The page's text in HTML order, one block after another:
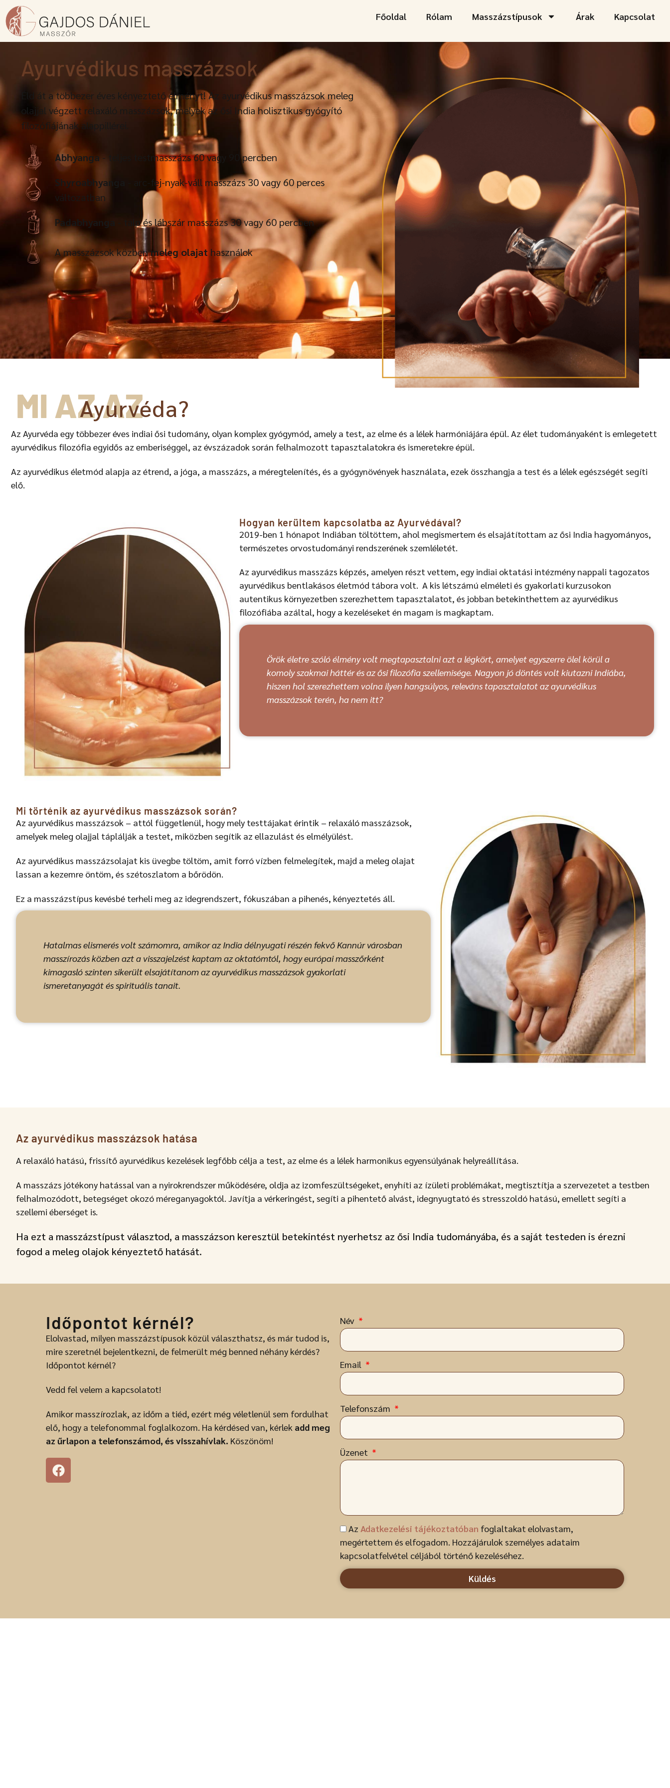
Főoldal Rólam Masszázstípusok Árak Kapcsolat
Ayurvédikus masszázsok
Éld át a többezer éves kényeztető élményt! Az ayurvédikus masszázsok meleg
olajjal végzett relaxáló masszázsok, melyek az ősi India holisztikus gyógyító
filozófiájának alappillérei.
Abhyanga- teljes testmasszázs 60 vagy 90 percben
Shyroabhyanga
- arc-fej-nyak-váll masszázs 30 vagy 60 perces
változatban
Padabhyanga
- talp és lábszár masszázs 30 vagy 60 percben
A masszázsok közbenmeleg olajat használok
MI AZ AZ
Ayurvéda?
Az Ayurvéda egy többezer éves indiai ősi tudomány, olyan komplex gyógymód, amely a test, az elme és a lélek harmóniájára épül. Az élet tudományaként is emlegetett
ayurvédikus filozófia egyidős az emberiséggel, az évszázadok során felhalmozott tapasztalatokra és ismeretekre épül.
Az ayurvédikus életmód alapja az étrend, a jóga, a masszázs, a méregtelenítés, és a gyógynövények használata, ezek összhangja a test és a lélek egészségét segíti
elő.
Hogyan kerültem kapcsolatba az Ayurvédával?
2019-ben 1 hónapot Indiában töltöttem, ahol megismertem és elsajátítottam az ősi India hagyományos,
természetes orvostudományi rendszerének szemléletét.
Az ayurvédikus masszázs képzés, amelyen részt vettem, egy indiai oktatási intézmény nappali tagozatos
ayurvédikus bentlakásos életmód tábora volt. A kis létszámú elméleti és gyakorlati kurzusokon
autentikus környezetben szerezhettem tapasztalatot, és jobban betekinthettem az ayurvédikus
filozófiába azáltal, hogy a kezeléseket én magam is magkaptam.
Örök életre szóló élmény volt megtapasztalni azt a légkört, amelyet egyszerre ölel körül a
komoly szakmai háttér és az ősi filozófia szellemisége. Nagyon jó döntés volt kiutazni Indiába,
hiszen hol szerezhettem volna ilyen hangsúlyos, releváns tapasztalatot az ayurvédikus
masszázsok terén, ha nem itt?
Mi történik az ayurvédikus masszázsok során?
Az ayurvédikus masszázsok – attól függetlenül, hogy mely testtájakat érintik – relaxáló masszázsok,
amelyek meleg olajjal táplálják a testet, miközben segítik az ellazulást és elmélyülést.
Az ayurvédikus masszázsolajat kis üvegbe töltöm, amit forró vízben felmelegítek, majd a meleg olajat
lassan a kezemre öntöm, és szétoszlatom a bőrödön.
Ez a masszázstípus kevésbé terheli meg az idegrendszert, fókuszában a pihenés, kényeztetés áll.
Hatalmas elismerés volt számomra, amikor az India délnyugati részén fekvő Kannúr városban
masszírozás közben azt a visszajelzést kaptam az oktatómtól, hogy európai masszőrként
kimagasló szinten sikerült elsajátítanom az ayurvédikus masszázsok gyakorlati
ismeretanyagát és spirituális tanait.
Az ayurvédikus masszázsok hatása
A relaxáló hatású, frissítő ayurvédikus kezelések legfőbb célja a test, az elme és a lélek harmonikus egyensúlyának helyreállítása.
A masszázs jótékony hatással van a nyirokrendszer működésére, oldja az izomfeszültségeket, enyhíti az ízületi problémákat, megtisztítja a szervezetet a testben
felhalmozódott, betegséget okozó méreganyagoktól. Javítja a vérkeringést, segíti a pihentető alvást, idegnyugtató és stresszoldó hatású, emellett segíti a
szellemi éberséget is.
Ha ezt a masszázstípust választod, a masszázson keresztül betekintést nyerhetsz az ősi India tudományába, és a saját testeden is érezni
fogod a meleg olajok kényeztető hatását.
Időpontot kérnél?
Elolvastad, milyen masszázstípusok közül választhatsz, és már tudod is,
mire szeretnél bejelentkezni, de felmerült még benned néhány kérdés?
Időpontot kérnél?
Vedd fel velem a kapcsolatot!
Amikor masszírozlak, az időm a tiéd, ezért még véletlenül sem fordulhat
elő, hogy a telefonommal foglalkozom. Ha kérdésed van, kérlek add meg
az űrlapon a telefonszámod, és visszahívlak. Köszönöm!
Név
Email
Telefonszám
Üzenet
Az Adatkezelési tájékoztatóban foglaltakat elolvastam,
megértettem és elfogadom. Hozzájárulok személyes adataim
kapcsolatfelvétel céljából történő kezeléséhez.
Küldés